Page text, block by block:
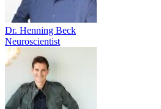
Dr. Henning Beck
Neuroscientist